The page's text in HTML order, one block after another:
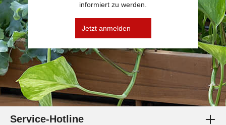
informiert zu werden.
Jetzt anmelden
Service-Hotline